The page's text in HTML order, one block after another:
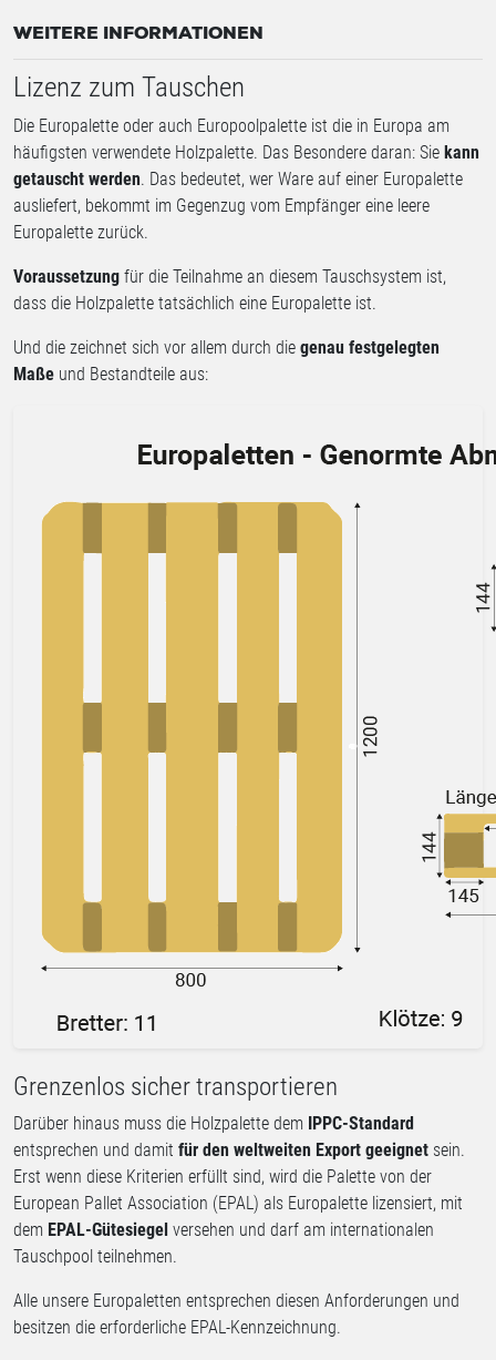
WEITERE INFORMATIONEN
Lizenz zum Tauschen
Die Europalette oder auch Europoolpalette ist die in Europa am
häufigsten verwendete Holzpalette. Das Besondere daran: Sie kann
getauscht werden. Das bedeutet, wer Ware auf einer Europalette
ausliefert, bekommt im Gegenzug vom Empfänger eine leere
Europalette zurück.
Voraussetzung für die Teilnahme an diesem Tauschsystem ist,
dass die Holzpalette tatsächlich eine Europalette ist.
Und die zeichnet sich vor allem durch die genau festgelegten
Maße und Bestandteile aus:
Grenzenlos sicher transportieren
Darüber hinaus muss die Holzpalette dem
IPPC-Standard
entsprechen und damit für den weltweiten Export geeignet sein.
Erst wenn diese Kriterien erfüllt sind, wird die Palette von der
European Pallet Association (EPAL) als Europalette lizensiert, mit
dem EPAL-Gütesiegel versehen und darf am internationalen
Tauschpool teilnehmen.
Alle unsere Europaletten entsprechen diesen Anforderungen und
besitzen die erforderliche EPAL-Kennzeichnung.